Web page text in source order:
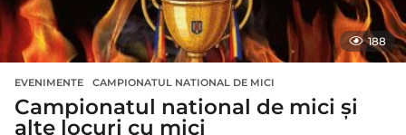
188
EVENIMENTE CAMPIONATUL NATIONAL DE MICI
Campionatul national de mici și
alte locuri cu mici